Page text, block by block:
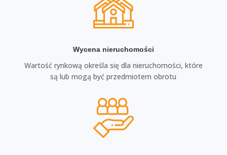
Wycena nieruchomości
Wartość rynkową określa się dla nieruchomości, które
są lub mogą być przedmiotem obrotu